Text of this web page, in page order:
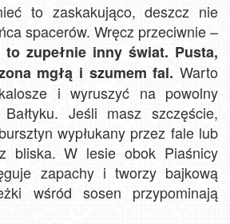
to zaskakująco, deszcz nie
spacerów. Wręcz przeciwnie –
zupełnie inny świat. Pusta,
mgłą i szumem fal. Warto
i wyruszyć na powolny
Jeśli masz szczęście,
wypłukany przez fale lub
bliska. W lesie obok Piaśnicy
zapachy i tworzy bajkową
wśród sosen przypominają